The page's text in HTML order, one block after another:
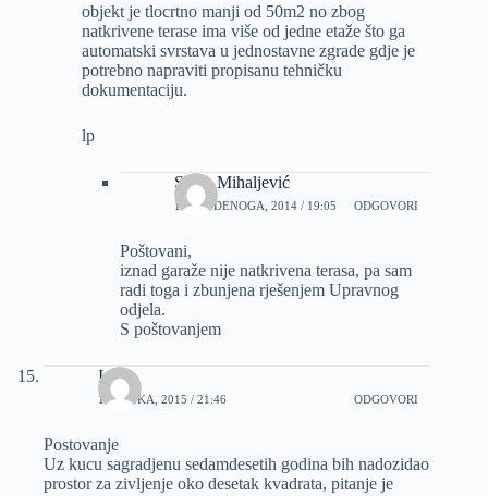
objekt je tlocrtno manji od 50m2 no zbog
natkrivene terase ima više od jedne etaže što ga
automatski svrstava u jednostavne zgrade gdje je
potrebno napraviti propisanu tehničku
dokumentaciju.
lp
Sanja Mihaljević
19 STUDENOGA, 2014 / 19:05 ODGOVORI
Poštovani,
iznad garaže nije natkrivena terasa, pa sam
radi toga i zbunjena rješenjem Upravnog
odjela.
S poštovanjem
Igor
1 OŽUJKA, 2015 / 21:46 ODGOVORI
Postovanje
Uz kucu sagradjenu sedamdesetih godina bih nadozidao
prostor za zivljenje oko desetak kvadrata, pitanje je